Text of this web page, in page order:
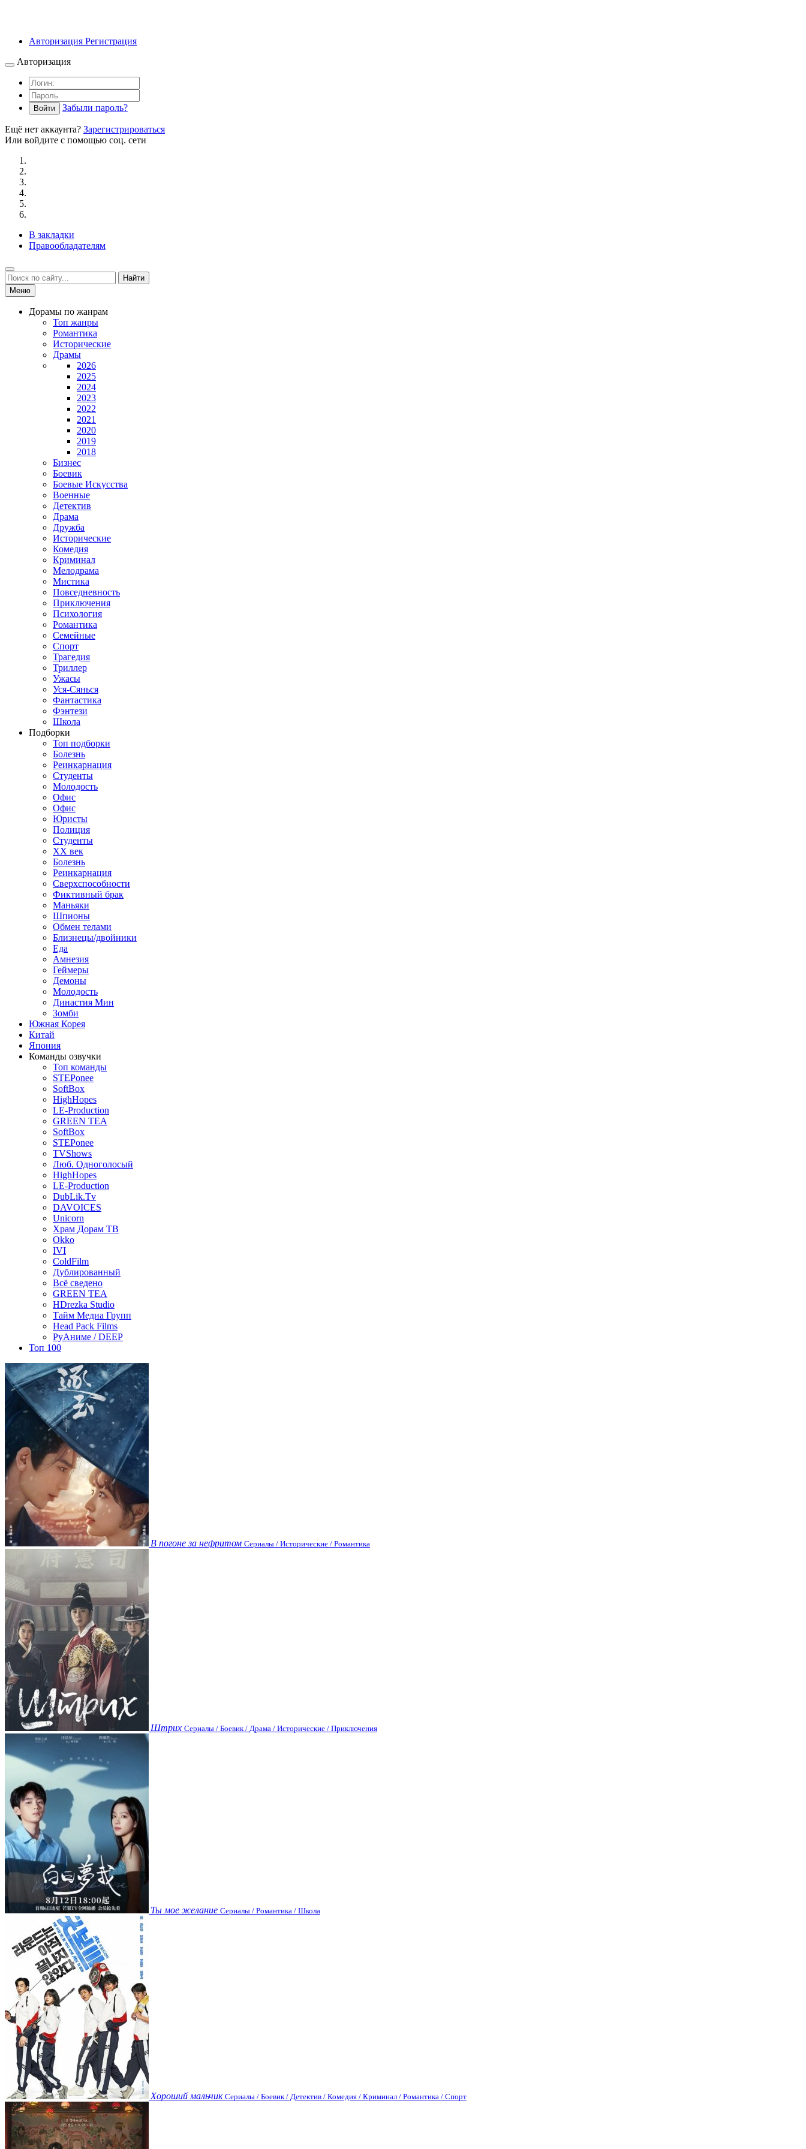
Авторизация Регистрация
Авторизация
Войти Забыли пароль?
Ещё нет аккаунта? Зарегистрироваться
Или войдите с помощью соц. сети
В закладки
Правообладателям
Найти
Меню
Дорамы по жанрам
Топ жанры
Романтика
Исторические
Драмы
2026
2025
2024
2023
2022
2021
2020
2019
2018
Бизнес
Боевик
Боевые Искусства
Военные
Детектив
Драма
Дружба
Исторические
Комедия
Криминал
Мелодрама
Мистика
Повседневность
Приключения
Психология
Романтика
Семейные
Спорт
Трагедия
Триллер
Ужасы
Уся-Сянься
Фантастика
Фэнтези
Школа
Подборки
Топ подборки
Болезнь
Реинкарнация
Студенты
Молодость
Офис
Офис
Юристы
Полиция
Студенты
ХХ век
Болезнь
Реинкарнация
Сверхспособности
Фиктивный брак
Маньяки
Шпионы
Обмен телами
Близнецы/двойники
Еда
Амнезия
Геймеры
Демоны
Молодость
Династия Мин
Зомби
Южная Корея
Китай
Япония
Команды озвучки
Топ команды
STEPonee
SoftBox
HighHopes
LE-Production
GREEN TEA
SoftBox
STEPonee
TVShows
Люб. Одноголосый
HighHopes
LE-Production
DubLik.Tv
DAVOICES
Unicorn
Храм Дорам ТВ
Okko
IVI
ColdFilm
Дублированный
Всё сведено
GREEN TEA
HDrezka Studio
Тайм Медиа Групп
Head Pack Films
РуАниме / DEEP
Топ 100
В погоне за нефритом Сериалы / Исторические / Романтика
Штрих Сериалы / Боевик / Драма / Исторические / Приключения
Ты мое желание Сериалы / Романтика / Школа
Хороший мальчик Сериалы / Боевик / Детектив / Комедия / Криминал / Романтика / Спорт